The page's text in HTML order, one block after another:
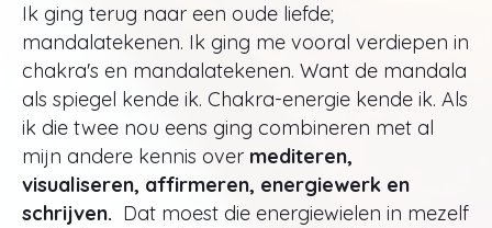
Ik ging terug naar een oude liefde;
mandalatekenen. Ik ging me vooral verdiepen in
chakra's en mandalatekenen. Want de mandala
als spiegel kende ik. Chakra-energie kende ik. Als
ik die twee nou eens ging combineren met al
mijn andere kennis over mediteren,
visualiseren, affirmeren, energiewerk en
schrijven. Dat moest die energiewielen in mezelf